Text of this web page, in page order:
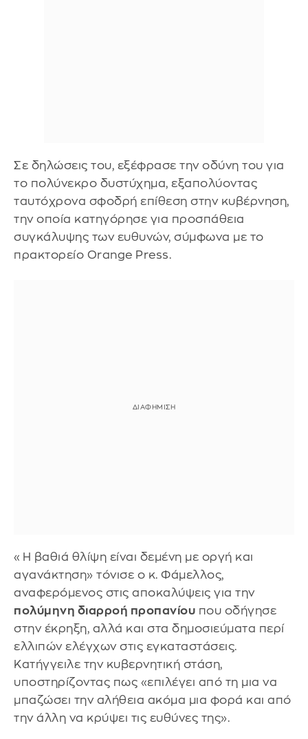
Σε δηλώσεις του, εξέφρασε την οδύνη του για
το πολύνεκρο δυστύχημα, εξαπολύοντας
ταυτόχρονα σφοδρή επίθεση στην κυβέρνηση,
την οποία κατηγόρησε για προσπάθεια
συγκάλυψης των ευθυνών, σύμφωνα με το
πρακτορείο Orange Press.
«Η βαθιά θλίψη είναι δεμένη με οργή και
αγανάκτηση» τόνισε ο κ. Φάμελλος,
αναφερόμενος στις αποκαλύψεις για την
πολύμηνη διαρροή προπανίου που οδήγησε
στην έκρηξη, αλλά και στα δημοσιεύματα περί
ελλιπών ελέγχων στις εγκαταστάσεις.
Κατήγγειλε την κυβερνητική στάση,
υποστηρίζοντας πως «επιλέγει από τη μια να
μπαζώσει την αλήθεια ακόμα μια φορά και από
την άλλη να κρύψει τις ευθύνες της».